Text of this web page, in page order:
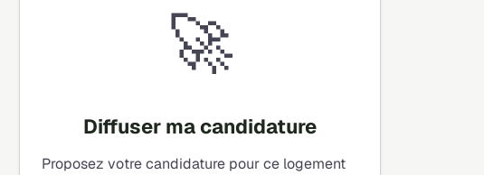
🚀
Diffuser ma candidature
Proposez votre candidature pour ce logement